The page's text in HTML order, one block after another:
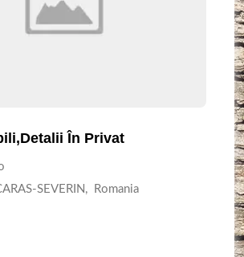
În Privat
SEVERIN , Romania